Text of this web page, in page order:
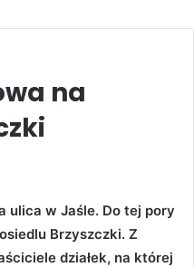
na
ulica w Jaśle. Do tej pory
Brzyszczki. Z
działek, na której